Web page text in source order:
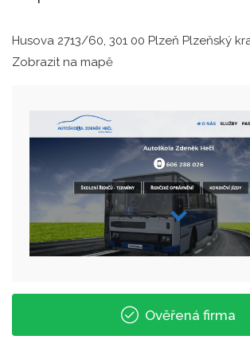
Husova 2713/60, 301 00 Plzeň Plzeňský
Zobrazit na mapě
Ověřená firma